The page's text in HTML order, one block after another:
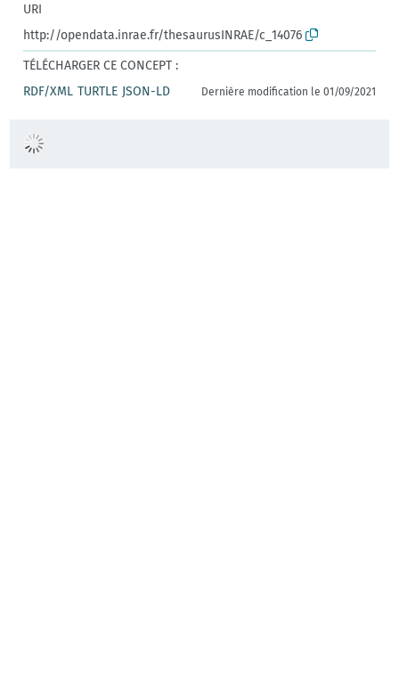
URI
http://opendata.inrae.fr/thesaurusINRAE/c_14076
TÉLÉCHARGER CE CONCEPT :
RDF/XML TURTLE JSON-LD Dernière modification le 01/09/2021